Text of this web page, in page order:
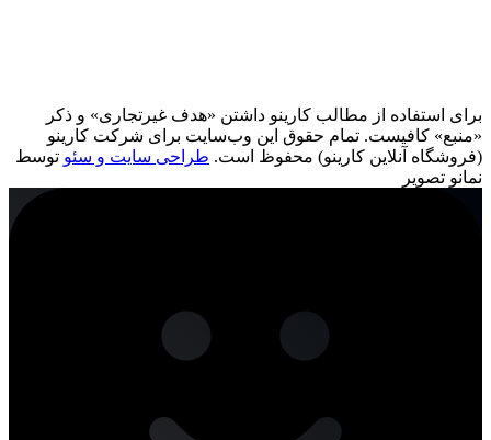
برای استفاده از مطالب کارینو داشتن «هدف غیرتجاری» و ذکر
«منبع» کافیست. تمام حقوق اين وب‌سايت برای شرکت کارینو
(فروشگاه آنلاین کارینو) محفوظ است. طراحی سایت و سئو توسط
نمانو تصویر